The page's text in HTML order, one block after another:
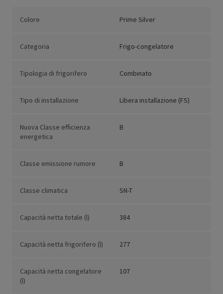
Colore Prime Silver
Categoria Frigo-congelatore
Tipologia di frigorifero Combinato
Tipo di installazione Libera installazione (FS)
Nuova Classe efficienza
energetica
B
Classe emissione rumore B
Classe climatica SN-T
Capacità netta totale (l) 384
Capacità netta frigorifero (l) 277
Capacità netta congelatore
(l)
107